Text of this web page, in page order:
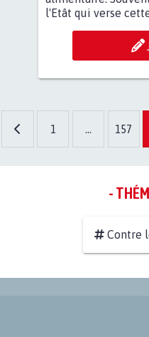
l'Etât qui verse
1 ... 157
-
Contre